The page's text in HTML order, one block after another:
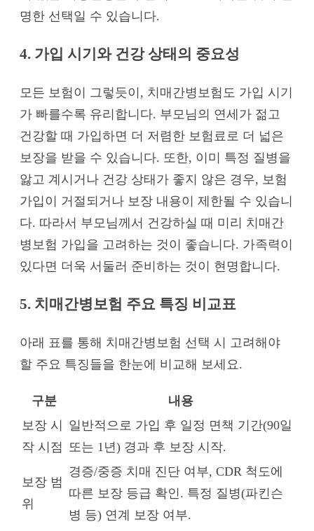
명한 선택일 수 있습니다.
4. 가입 시기와 건강 상태의 중요성
모든 보험이 그렇듯이, 치매간병보험도 가입 시기
가 빠를수록 유리합니다. 부모님의 연세가 젊고
건강할 때 가입하면 더 저렴한 보험료로 더 넓은
보장을 받을 수 있습니다. 또한, 이미 특정 질병을
앓고 계시거나 건강 상태가 좋지 않은 경우, 보험
가입이 거절되거나 보장 내용이 제한될 수 있습니
다. 따라서 부모님께서 건강하실 때 미리 치매간
병보험 가입을 고려하는 것이 좋습니다. 가족력이
있다면 더욱 서둘러 준비하는 것이 현명합니다.
5. 치매간병보험 주요 특징 비교표
아래 표를 통해 치매간병보험 선택 시 고려해야
할 주요 특징들을 한눈에 비교해 보세요.
구분
내용
보장 시
작 시점
일반적으로 가입 후 일정 면책 기간(90일
또는 1년) 경과 후 보장 시작.
보장 범
위
경증/중증 치매 진단 여부, CDR 척도에
따른 보장 등급 확인. 특정 질병(파킨슨
병 등) 연계 보장 여부.